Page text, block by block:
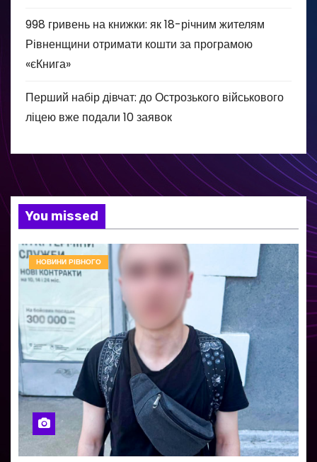
998 гривень на книжки: як 18-річним жителям
Рівненщини отримати кошти за програмою
«єКнига»
Перший набір дівчат: до Острозького військового
ліцею вже подали 10 заявок
You missed
НОВИНИ РІВНОГО